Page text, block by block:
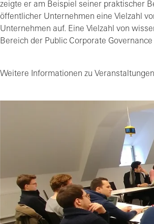
zeigte er am Beispiel seiner praktischer
öffentlicher Unternehmen eine Vielzahl
Unternehmen auf. Eine Vielzahl von
Bereich der Public Corporate
Weitere Informationen zu